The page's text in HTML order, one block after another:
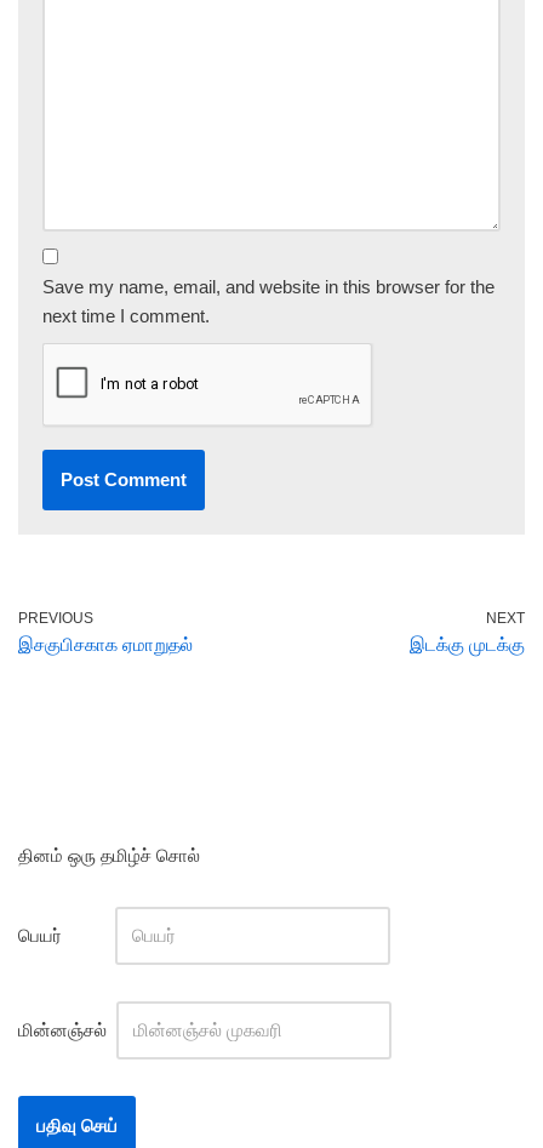
Save my name, email, and website in this browser for the
next time I comment.
PREVIOUS
இசகுபிசகாக ஏமாறுதல்
NEXT
இடக்கு முடக்கு
தினம் ஒரு தமிழ்ச் சொல்
பெயர்
மின்னஞ்சல்